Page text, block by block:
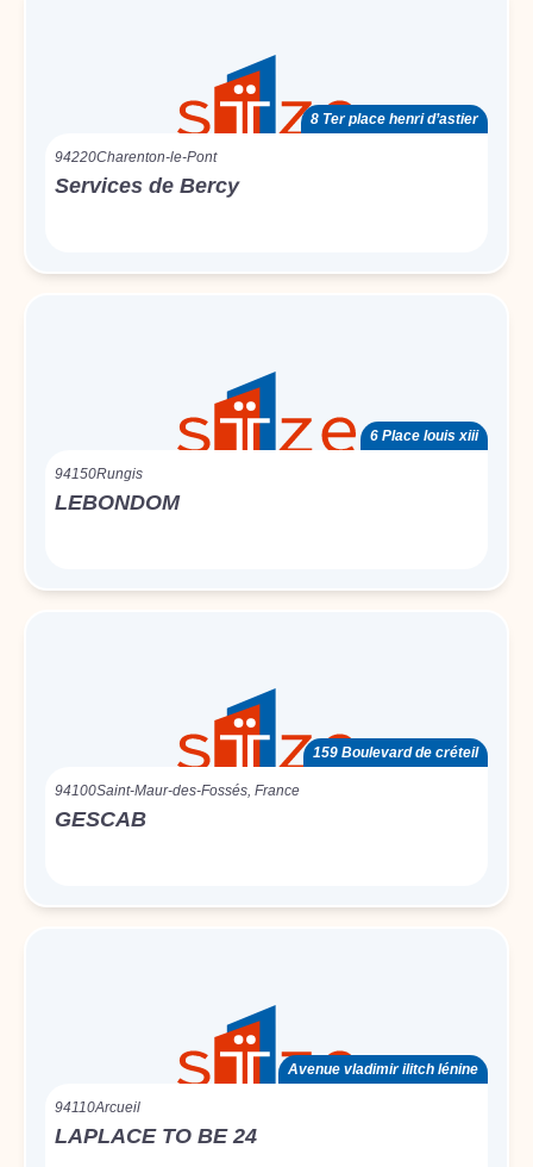
8 Ter place henri d’astier
94220Charenton-le-Pont
Services de Bercy
6 Place louis xiii
94150Rungis
LEBONDOM
159 Boulevard de créteil
94100Saint-Maur-des-Fossés, France
GESCAB
Avenue vladimir ilitch lénine
94110Arcueil
LAPLACE TO BE 24